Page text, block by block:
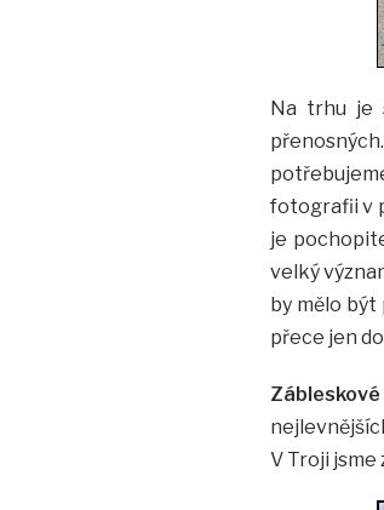
Na trhu je
fotografii v
je
velký
by mělo být
přece jen
V Troji jsme